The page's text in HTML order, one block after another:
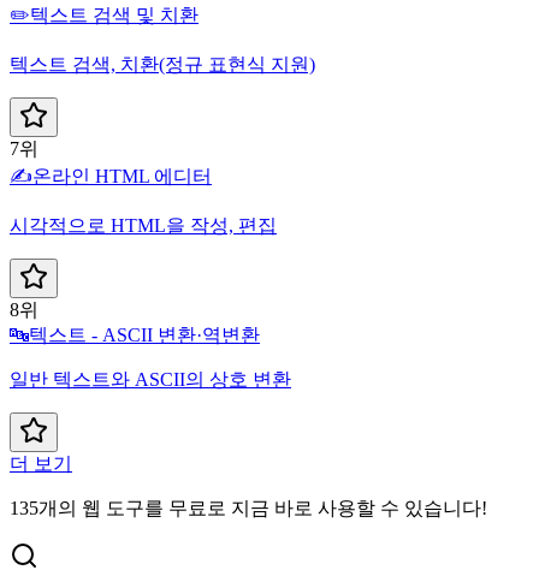
✏️텍스트 검색 및 치환
텍스트 검색, 치환(정규 표현식 지원)
7위
✍️온라인 HTML 에디터
시각적으로 HTML을 작성, 편집
8위
🔤텍스트 - ASCII 변환·역변환
일반 텍스트와 ASCII의 상호 변환
더 보기
135개의 웹 도구를 무료로 지금 바로 사용할 수 있습니다!